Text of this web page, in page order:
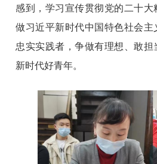
感到，学习宣传贯彻党的二十
做习近平新时代中国特色社会主
忠实实践者，争做有理想、敢
新时代好青年。